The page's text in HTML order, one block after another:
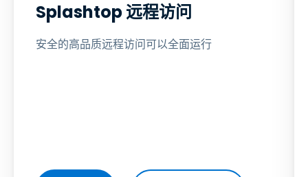
Splashtop 远程访问
安全的高品质远程访问可以全面运行